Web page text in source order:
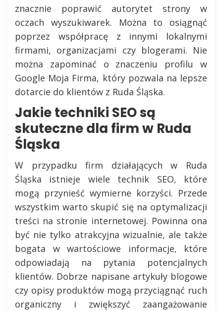
znacznie poprawić autorytet strony w
oczach wyszukiwarek. Można to osiągnąć
poprzez współpracę z innymi lokalnymi
firmami, organizacjami czy blogerami. Nie
można zapominać o znaczeniu profilu w
Google Moja Firma, który pozwala na lepsze
dotarcie do klientów z Ruda Śląska.
Jakie techniki SEO są
skuteczne dla firm w Ruda
Śląska
W przypadku firm działających w Ruda
Śląska istnieje wiele technik SEO, które
mogą przynieść wymierne korzyści. Przede
wszystkim warto skupić się na optymalizacji
treści na stronie internetowej. Powinna ona
być nie tylko atrakcyjna wizualnie, ale także
bogata w wartościowe informacje, które
odpowiadają na pytania potencjalnych
klientów. Dobrze napisane artykuły blogowe
czy opisy produktów mogą przyciągnąć ruch
organiczny i zwiększyć zaangażowanie